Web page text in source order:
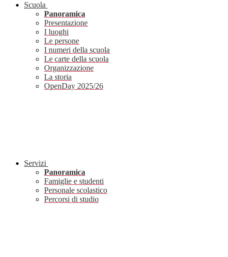
Scuola
Panoramica
Presentazione
I luoghi
Le persone
I numeri della scuola
Le carte della scuola
Organizzazione
La storia
OpenDay 2025/26
Servizi
Panoramica
Famiglie e studenti
Personale scolastico
Percorsi di studio